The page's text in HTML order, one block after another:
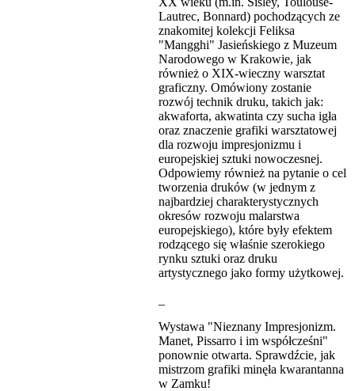
Lautrec, Bonnard) pochodzących ze
znakomitej kolekcji Feliksa
"Mangghi" Jasieńskiego z Muzeum
Narodowego w Krakowie, jak
również o XIX-wieczny warsztat
graficzny. Omówiony zostanie
rozwój technik druku, takich jak:
akwaforta, akwatinta czy sucha igła
oraz znaczenie grafiki warsztatowej
dla rozwoju impresjonizmu i
europejskiej sztuki nowoczesnej.
Odpowiemy również na pytanie o cel
tworzenia druków (w jednym z
najbardziej charakterystycznych
okresów rozwoju malarstwa
europejskiego), które były efektem
rodzącego się właśnie szerokiego
rynku sztuki oraz druku
artystycznego jako formy użytkowej.
Wystawa "Nieznany Impresjonizm.
Manet, Pissarro i im współcześni"
ponownie otwarta. Sprawdźcie, jak
mistrzom grafiki minęła kwarantanna
w Zamku!